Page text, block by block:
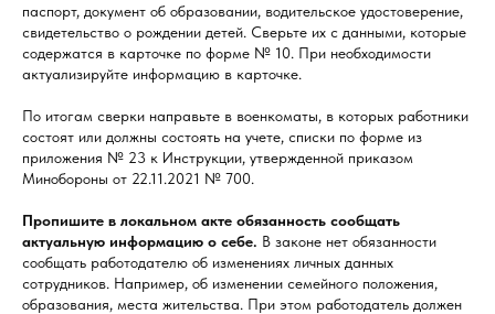
паспорт, документ об образовании, водительское удостоверение,
свидетельство о рождении детей. Сверьте их с данными, которые
содержатся в карточке по форме № 10. При необходимости
актуализируйте информацию в карточке.
По итогам сверки направьте в военкоматы, в которых работники
состоят или должны состоять на учете, списки по форме из
приложения № 23 к Инструкции, утвержденной приказом
Минобороны от 22.11.2021 № 700.
Пропишите в локальном акте обязанность сообщать
актуальную информацию о себе. В законе нет обязанности
сообщать работодателю об изменениях личных данных
сотрудников. Например, об изменении семейного положения,
образования, места жительства. При этом работодатель должен